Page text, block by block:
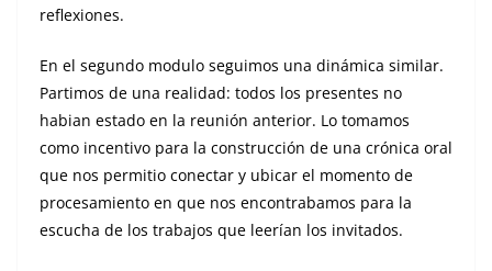
reflexiones.
En el segundo modulo seguimos una dinámica similar.
Partimos de una realidad: todos los presentes no
habian estado en la reunión anterior. Lo tomamos
como incentivo para la construcción de una crónica oral
que nos permitio conectar y ubicar el momento de
procesamiento en que nos encontrabamos para la
escucha de los trabajos que leerían los invitados.